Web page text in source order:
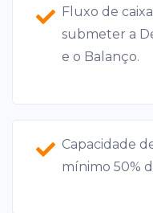
Fluxo de
submeter a
e o Balanço.
Capacidade
mínimo 50%